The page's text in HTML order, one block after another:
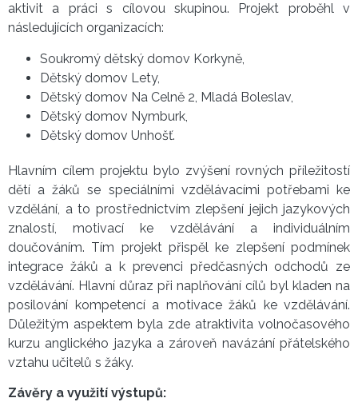
aktivit a práci s cílovou skupinou. Projekt proběhl v
následujících organizacích:
Soukromý dětský domov Korkyně,
Dětský domov Lety,
Dětský domov Na Celně 2, Mladá Boleslav,
Dětský domov Nymburk,
Dětský domov Unhošť.
Hlavním cílem projektu bylo zvýšení rovných příležitostí
dětí a žáků se speciálními vzdělávacími potřebami ke
vzdělání, a to prostřednictvím zlepšení jejich jazykových
znalostí, motivací ke vzdělávání a individuálním
doučováním. Tím projekt přispěl ke zlepšení podmínek
integrace žáků a k prevenci předčasných odchodů ze
vzdělávání. Hlavní důraz při naplňování cílů byl kladen na
posilování kompetencí a motivace žáků ke vzdělávání.
Důležitým aspektem byla zde atraktivita volnočasového
kurzu anglického jazyka a zároveň navázání přátelského
vztahu učitelů s žáky.
Závěry a využití výstupů: